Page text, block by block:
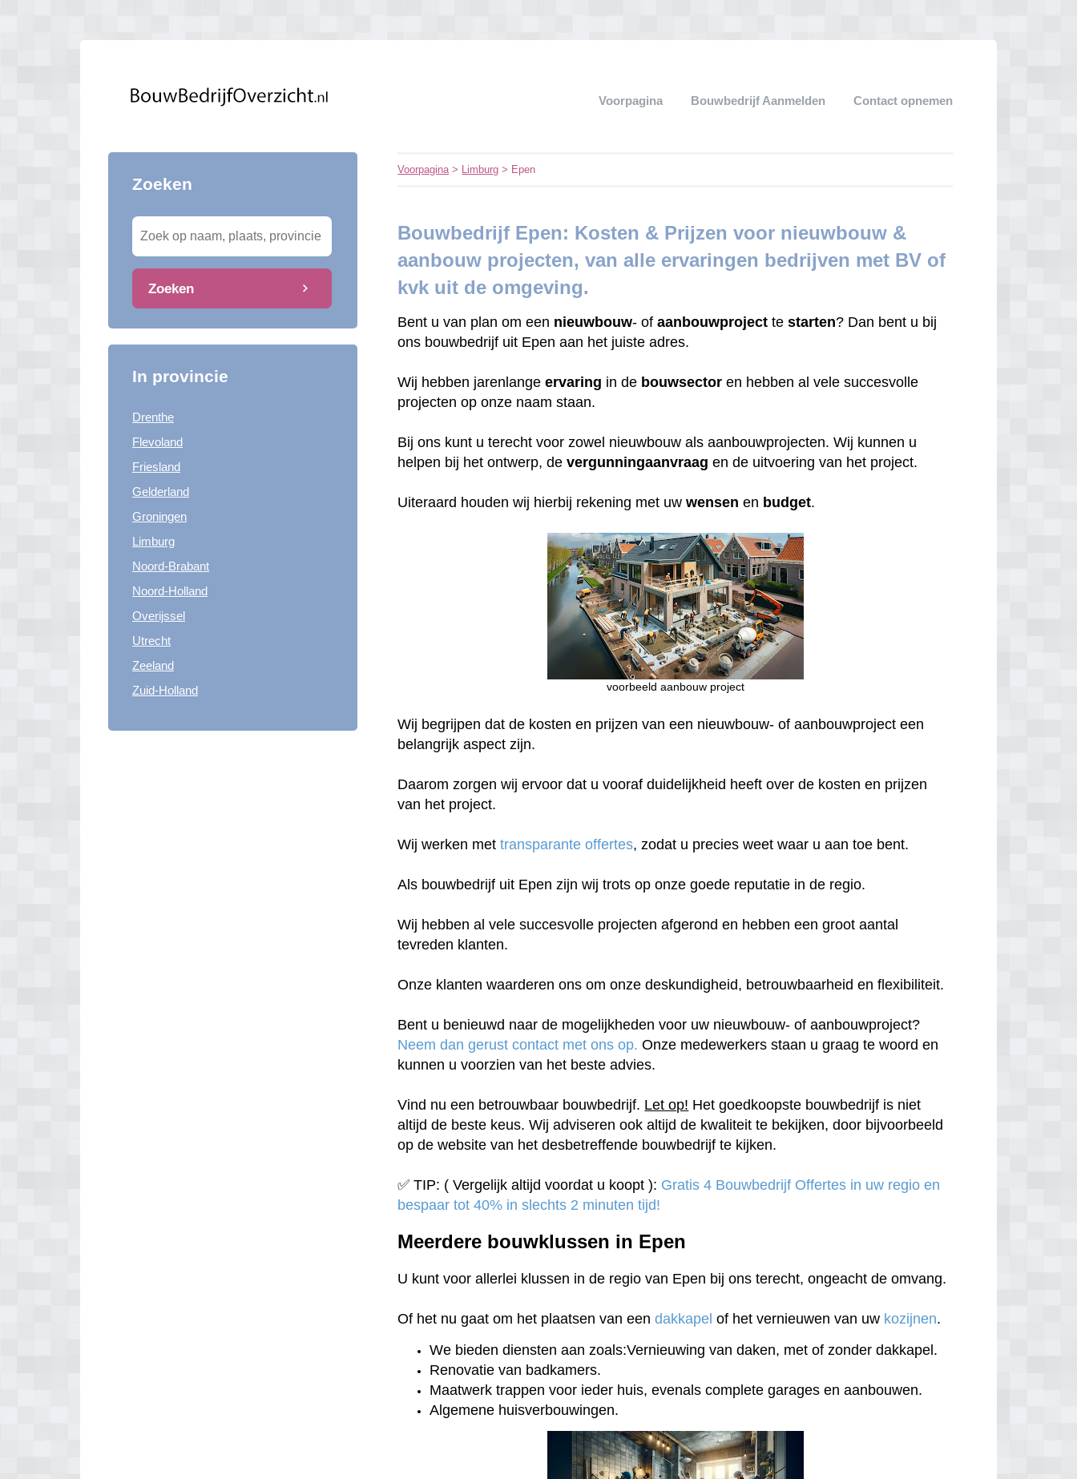
Voorpagina Bouwbedrijf Aanmelden Contact opnemen
Zoeken
Zoeken
In provincie
Drenthe
Flevoland
Friesland
Gelderland
Groningen
Limburg
Noord-Brabant
Noord-Holland
Overijssel
Utrecht
Zeeland
Zuid-Holland
Voorpagina> Limburg > Epen
Bouwbedrijf Epen: Kosten & Prijzen voor nieuwbouw &
aanbouw projecten, van alle ervaringen bedrijven met BV of
kvk uit de omgeving.
Bent u van plan om een nieuwbouw- ofaanbouwproject testarten? Dan bent u bij
ons bouwbedrijf uit Epen aan het juiste adres.
Wij hebben jarenlangeervaring in de bouwsector en hebben al vele succesvolle
projecten op onze naam staan.
Bij ons kunt u terecht voor zowel nieuwbouw als aanbouwprojecten. Wij kunnen u
helpen bij het ontwerp, devergunningaanvraag en de uitvoering van het project.
Uiteraard houden wij hierbij rekening met uwwensen en budget.
voorbeeld aanbouw project
Wij begrijpen dat de kosten en prijzen van een nieuwbouw- of aanbouwproject een
belangrijk aspect zijn.
Daarom zorgen wij ervoor dat u vooraf duidelijkheid heeft over de kosten en prijzen
van het project.
Wij werken mettransparante offertes, zodat u precies weet waar u aan toe bent.
Als bouwbedrijf uit Epen zijn wij trots op onze goede reputatie in de regio.
Wij hebben al vele succesvolle projecten afgerond en hebben een groot aantal
tevreden klanten.
Onze klanten waarderen ons om onze deskundigheid, betrouwbaarheid en flexibiliteit.
Bent u benieuwd naar de mogelijkheden voor uw nieuwbouw- of aanbouwproject?
Neem dan gerust contact met ons op.Onze medewerkers staan u graag te woord en
kunnen u voorzien van het beste advies.
Vind nu een betrouwbaar bouwbedrijf. Let op! Het goedkoopste bouwbedrijf is niet
altijd de beste keus. Wij adviseren ook altijd de kwaliteit te bekijken, door bijvoorbeeld
op de website van het desbetreffende bouwbedrijf te kijken.
✅ TIP: ( Vergelijk altijd voordat u koopt ): Gratis 4 Bouwbedrijf Offertes in uw regio en
bespaar tot 40% in slechts 2 minuten tijd!
Meerdere bouwklussen in Epen
U kunt voor allerlei klussen in de regio van Epen bij ons terecht, ongeacht de omvang.
Of het nu gaat om het plaatsen van eendakkapel of het vernieuwen van uw kozijnen.
We bieden diensten aan zoals:Vernieuwing van daken, met of zonder dakkapel.
Renovatie van badkamers.
Maatwerk trappen voor ieder huis, evenals complete garages en aanbouwen.
Algemene huisverbouwingen.